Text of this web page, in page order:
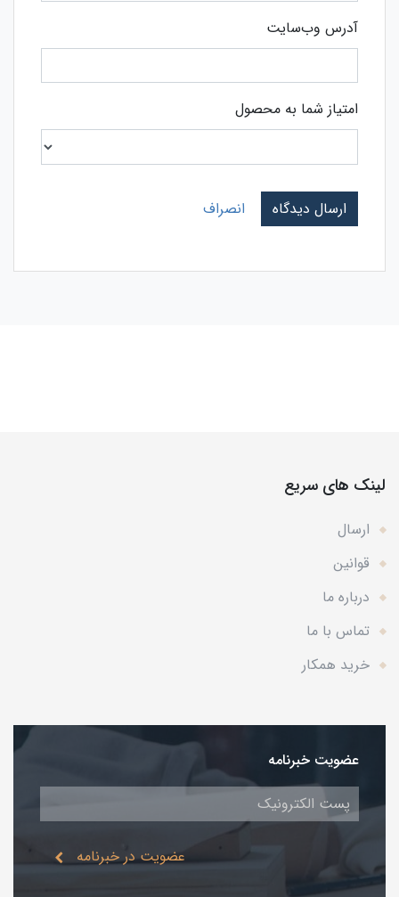
آدرس وب‌سایت
امتیاز شما به محصول
ارسال دیدگاه انصراف
لینک های سریع
ارسال
قوانین
درباره ما
تماس با ما
خرید همکار
عضویت خبرنامه
عضویت در خبرنامه